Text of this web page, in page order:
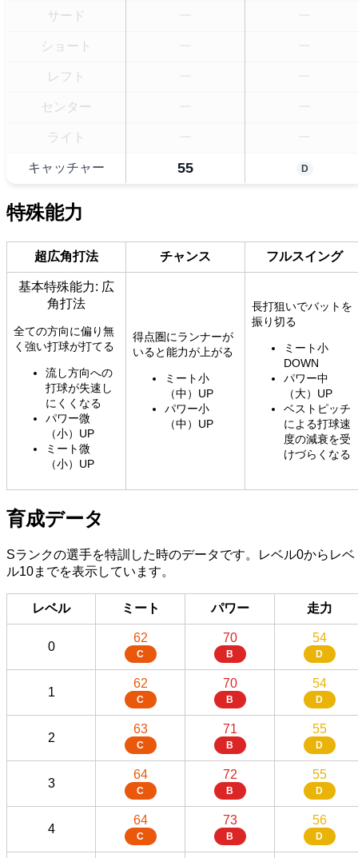
サード
ショート
レフト
センター
ライト
キャッチャー 55 D
特殊能力
超広角打法 チャンス フルスイング
基本特殊能力: 広
角打法
全ての方向に偏り無
く強い打球が打てる
流し方向への
打球が失速し
にくくなる
パワー微
（小）UP
ミート微
（小）UP
得点圏にランナーが
いると能力が上がる
ミート小
（中）UP
パワー小
（中）UP
長打狙いでバットを
振り切る
ミート小
DOWN
パワー中
（大）UP
ベストピッチ
による打球速
度の減衰を受
けづらくなる
育成データ
Sランクの選手を特訓した時のデータです。レベル0からレベ
ル10までを表示しています。
レベル ミート パワー 走力
0
62
C
70
B
54
D
1
62
C
70
B
54
D
2
63
C
71
B
55
D
3
64
C
72
B
55
D
4
64
C
73
B
56
D